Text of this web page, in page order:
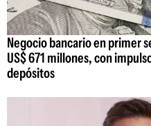
Negocio bancario en primer
US$ 671 millones, con
depósitos